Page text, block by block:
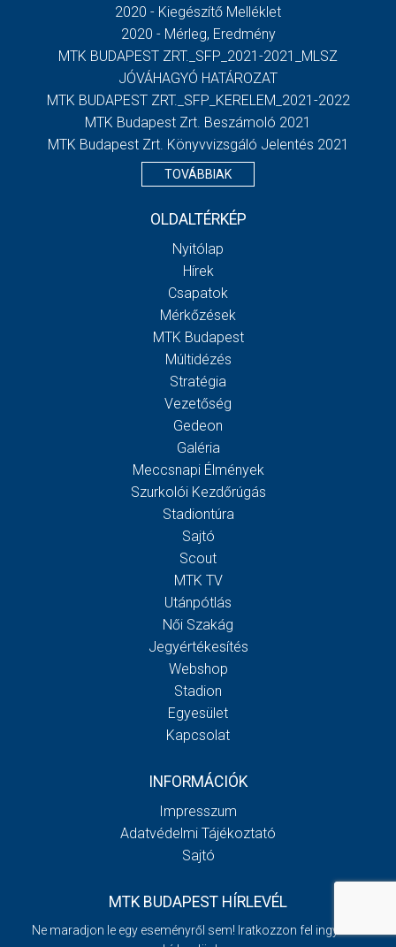
2020 - Kiegészítő Melléklet
2020 - Mérleg, Eredmény
MTK BUDAPEST ZRT._SFP_2021-2021_MLSZ
JÓVÁHAGYÓ HATÁROZAT
MTK BUDAPEST ZRT._SFP_KERELEM_2021-2022
MTK Budapest Zrt. Beszámoló 2021
MTK Budapest Zrt. Könyvvizsgáló Jelentés 2021
TOVÁBBIAK
OLDALTÉRKÉP
Nyitólap
Hírek
Csapatok
Mérkőzések
MTK Budapest
Múltidézés
Stratégia
Vezetőség
Gedeon
Galéria
Meccsnapi Élmények
Szurkolói Kezdőrúgás
Stadiontúra
Sajtó
Scout
MTK TV
Utánpótlás
Női Szakág
Jegyértékesítés
Webshop
Stadion
Egyesület
Kapcsolat
INFORMÁCIÓK
Impresszum
Adatvédelmi Tájékoztató
Sajtó
MTK BUDAPEST HÍRLEVÉL
Ne maradjon le egy eseményről sem! Iratkozzon fel ingyenes